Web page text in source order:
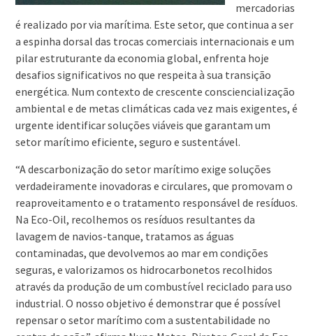
mercadorias
é realizado por via marítima. Este setor, que continua a ser
a espinha dorsal das trocas comerciais internacionais e um
pilar estruturante da economia global, enfrenta hoje
desafios significativos no que respeita à sua transição
energética. Num contexto de crescente consciencialização
ambiental e de metas climáticas cada vez mais exigentes, é
urgente identificar soluções viáveis que garantam um
setor marítimo eficiente, seguro e sustentável.
“A descarbonização do setor marítimo exige soluções
verdadeiramente inovadoras e circulares, que promovam o
reaproveitamento e o tratamento responsável de resíduos.
Na Eco-Oil, recolhemos os resíduos resultantes da
lavagem de navios-tanque, tratamos as águas
contaminadas, que devolvemos ao mar em condições
seguras, e valorizamos os hidrocarbonetos recolhidos
através da produção de um combustível reciclado para uso
industrial. O nosso objetivo é demonstrar que é possível
repensar o setor marítimo com a sustentabilidade no